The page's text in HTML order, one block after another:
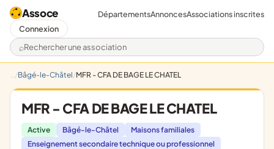
Assoce
Rechercher une association
DépartementsAnnoncesAssociations inscrites
Connexion
Bâgé-le-Châtel MFR - CFA DE BAGE LE CHATEL
MFR - CFA DE BAGE LE CHATEL
Active Bâgé-le-Châtel
Maisons familiales
Enseignement secondaire technique ou professionnel